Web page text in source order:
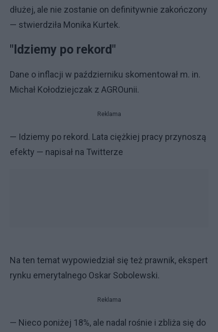
dłużej, ale nie zostanie on definitywnie zakończony
— stwierdziła Monika Kurtek.
"Idziemy po rekord"
Dane o inflacji w październiku skomentował m. in.
Michał Kołodziejczak z AGROunii.
Reklama
— Idziemy po rekord. Lata ciężkiej pracy przynoszą
efekty — napisał na Twitterze
Na ten temat wypowiedział się też prawnik, ekspert
rynku emerytalnego Oskar Sobolewski.
Reklama
— Nieco poniżej 18%, ale nadal rośnie i zbliża się do